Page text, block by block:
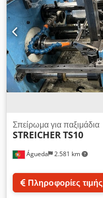
Águeda 2.581 km
Σπείρωμα για παξιμάδια
STREICHERTS10
Πληροφορίες τιμής